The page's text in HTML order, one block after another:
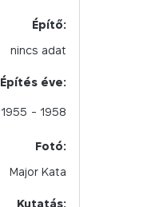
Építő:
nincs adat
Építés éve:
1955 - 1958
Fotó:
Major Kata
Kutatás: